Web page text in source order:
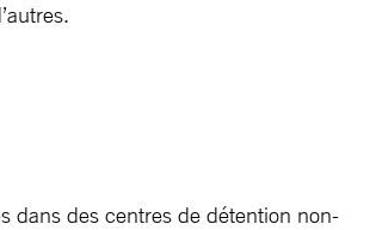
dans des centres de détention non-